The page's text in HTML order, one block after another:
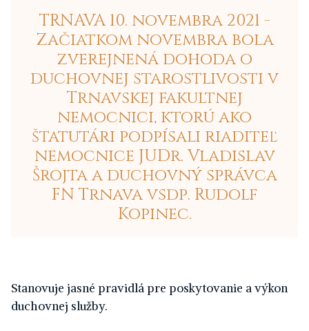
TRNAVA 10. novembra 2021 -
Začiatkom novembra bola
zverejnená dohoda o
duchovnej starostlivosti v
Trnavskej fakultnej
nemocnici, ktorú ako
štatutári podpísali riaditeľ
nemocnice JUDr. Vladislav
Šrojta a duchovný správca
FN Trnava vsdp. Rudolf
Kopinec.
Stanovuje jasné pravidlá pre poskytovanie a výkon
duchovnej služby.